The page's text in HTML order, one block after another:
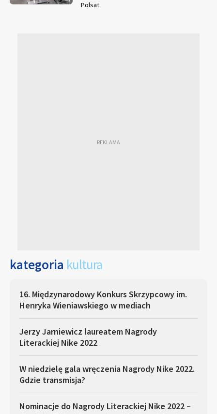
Polsat
kategoria kultura
16. Międzynarodowy Konkurs Skrzypcowy im.
Henryka Wieniawskiego w mediach
Jerzy Jarniewicz laureatem Nagrody
Literackiej Nike 2022
W niedzielę gala wręczenia Nagrody Nike 2022.
Gdzie transmisja?
Nominacje do Nagrody Literackiej Nike 2022 –